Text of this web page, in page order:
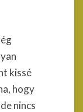
kissé
hogy
nincs